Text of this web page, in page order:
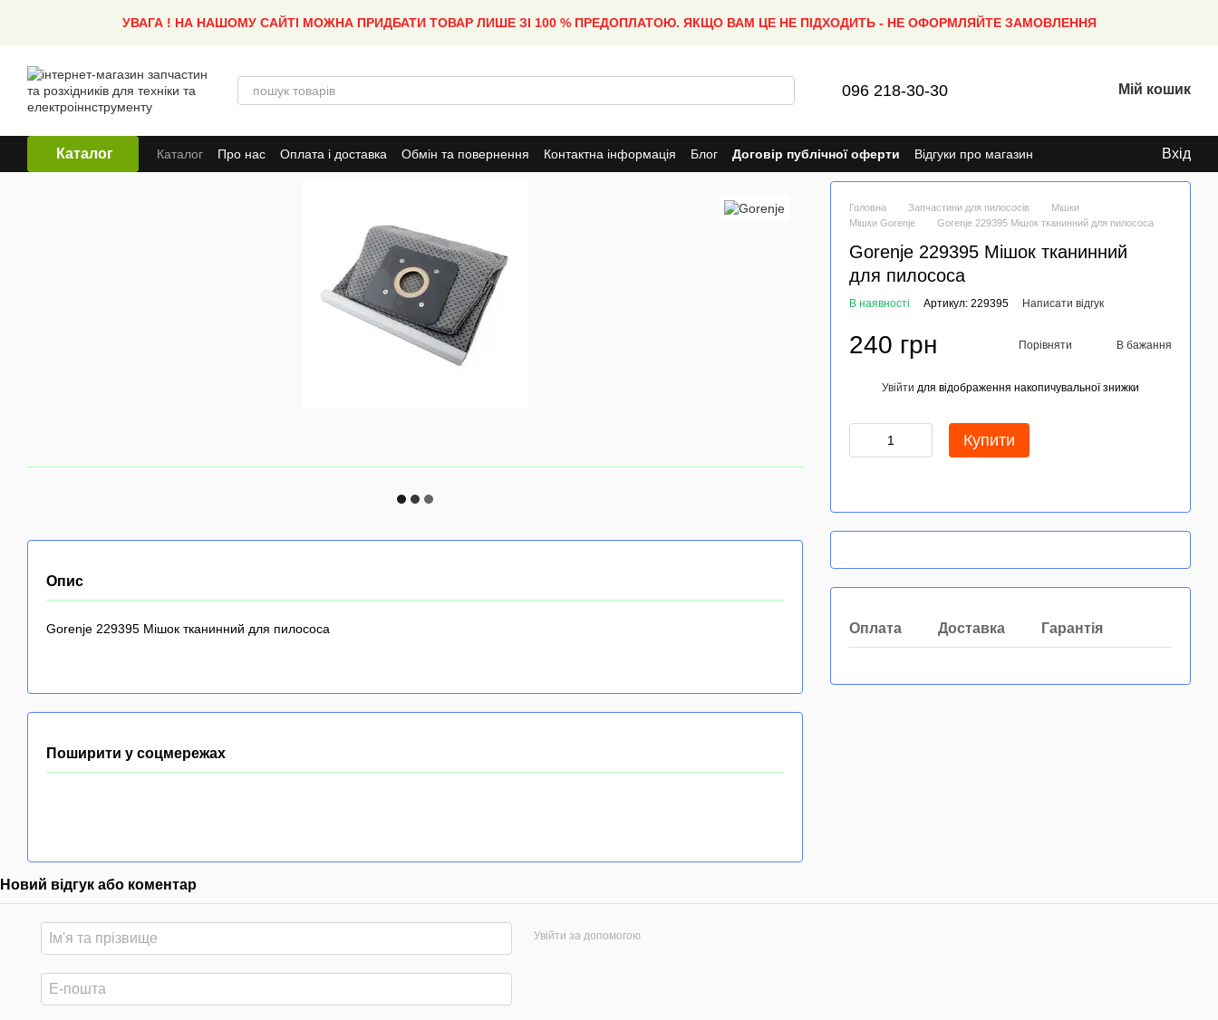
УВАГА ! НА НАШОМУ САЙТІ МОЖНА ПРИДБАТИ ТОВАР ЛИШЕ ЗІ 100 % ПРЕДОПЛАТОЮ. ЯКЩО ВАМ ЦЕ НЕ ПІДХОДИТЬ - НЕ ОФОРМЛЯЙТЕ ЗАМОВЛЕННЯ
096 218-30-30 Мій кошик
Каталог Каталог Про нас Оплата і доставка Обмін та повернення Контактна інформація Блог Договір публічної оферти Відгуки про магазин Вхід
Головна Запчастини для пилососів
Мішки
Мішки Gorenje
Gorenje 229395 Мішок тканинний для пилососа
Gorenje 229395 Мішок тканинний
для пилососа
В наявності Артикул: 229395 Написати відгук
240 грн Порівняти В бажання
Увійти для відображення накопичувальної знижки
Купити
Оплата Доставка Гарантія
Опис
Gorenje 229395 Мішок тканинний для пилососа
Поширити у соцмережах
Новий відгук або коментар
Увійти за допомогою